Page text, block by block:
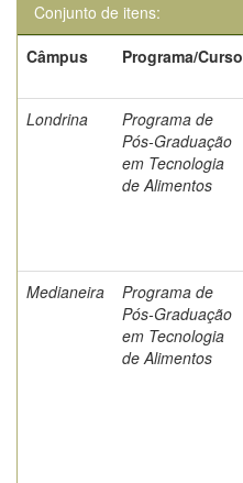
Conjunto de itens:
Câmpus
Programa/Curso
Londrina
Programa de
Pós-Graduação
em Tecnologia
de Alimentos
Medianeira
Programa de
Pós-Graduação
em Tecnologia
de Alimentos